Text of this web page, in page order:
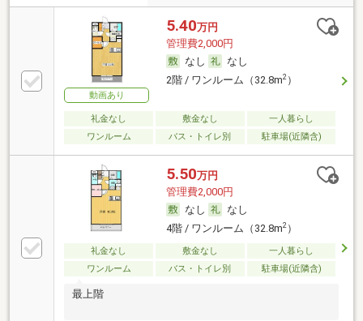
動画あり
5.40万円
管理費2,000円
なし
なし
2階 / ワンルーム（32.8m2）
礼金なし 敷金なし
一人暮らし
ワンルーム
バス・トイレ別 駐車場(近隣含)
5.50万円
管理費2,000円
なし
なし
4階 / ワンルーム（32.8m2）
礼金なし 敷金なし
一人暮らし
ワンルーム
バス・トイレ別 駐車場(近隣含)
最上階